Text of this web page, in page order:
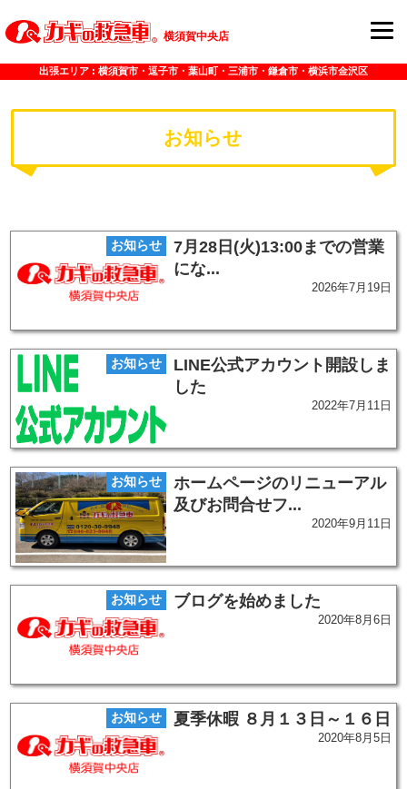
横須賀中央店
お知らせ
お知らせ
7月28日(火)13:00までの営業
にな...
2026年7月19日
お知らせ
LINE公式アカウント開設しま
した
2022年7月11日
お知らせ
ホームページのリニューアル
及びお問合せフ...
2020年9月11日
お知らせ ブログを始めました
2020年8月6日
お知らせ 夏季休暇 ８月１３日～１６日
2020年8月5日
出張エリア : 横須賀市・逗子市・葉山町・三浦市・鎌倉市・横浜市金沢区